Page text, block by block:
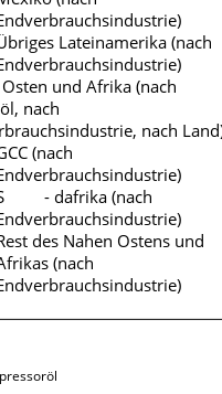
Lateinamerika (nach
und Afrika (nach
nach
nach
(nach
- dafrika (nach
des Nahen Ostens und
(nach